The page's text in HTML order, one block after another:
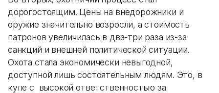
дорогостоящим. Цены на внедорожники и
оружие значительно возросли, а стоимость
патронов увеличилась в два-три раза из-за
санкций и внешней политической ситуации.
Охота стала экономически невыгодной,
доступной лишь состоятельным людям. Это, в
купе с высокой ответственностью за